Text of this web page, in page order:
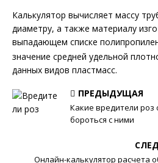
Калькулятор вычисляет массу
диаметру, а также материалу
выпадающем списке
значение средней удельной
данных видов пластмасс.
ПРЕДЫДУЩАЯ
Какие вредители роз
бороться с ними
Онлайн-калькулятор расчета